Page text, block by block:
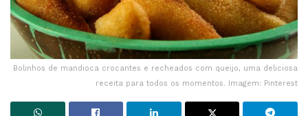
Bolinhos de mandioca crocantes e recheados com queijo, uma deliciosa
receita para todos os momentos. Imagem: Pinterest